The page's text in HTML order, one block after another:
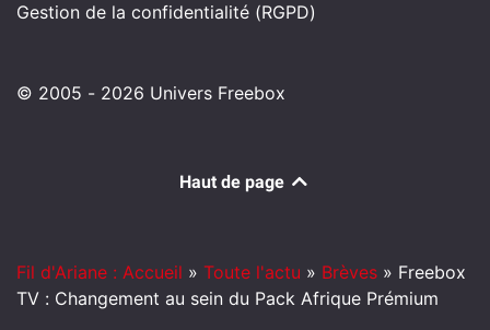
Gestion de la confidentialité (RGPD)
© 2005 - 2026 Univers Freebox
Haut de page
Fil d'Ariane : Accueil » Toute l'actu » Brèves » Freebox
TV : Changement au sein du Pack Afrique Prémium